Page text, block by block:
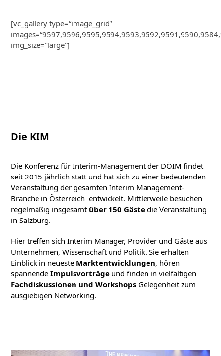
[vc_gallery type=“image_grid“
img_size=“large“]
Die KIM
Die Konferenz für Interim-Management der DÖIM findet
seit 2015 jährlich statt und hat sich zu einer bedeutenden
Veranstaltung der gesamten Interim Management-
Branche in Österreich entwickelt. Mittlerweile besuchen
regelmäßig insgesamt über 150 Gäste die Veranstaltung
in Salzburg.
Hier treffen sich Interim Manager, Provider und Gäste aus
Unternehmen, Wissenschaft und Politik. Sie erhalten
Einblick in neueste Marktentwicklungen, hören
spannendeImpulsvorträge und finden in vielfältigen
Fachdiskussionen und Workshops Gelegenheit zum
ausgiebigen Networking.